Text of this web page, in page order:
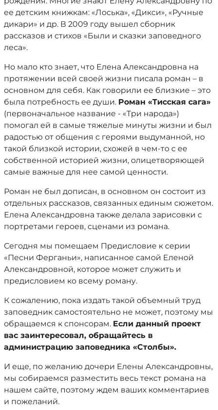
ее детским книжкам: «Лоська», «Дикси», «Ручные
дикари» и др. В 2009 году вышел сборник
рассказов и стихов «Были и сказки заповедного
леса».
Но мало кто знает, что Елена Александровна на
протяжении всей своей жизни писала роман – в
основном для себя. Как говорили ее близкие – это
была потребность ее души. Роман «Тисская сага»
(первоначальное название - «Три народа»)
помогал ей в самые тяжелые минуты жизни и был
радостью от общения с героями выдуманной, но
такой близкой истории, схожей в чем-то с ее
собственной историей жизни, олицетворяющей
самые важные для нее самой ценности.
Роман не был дописан, в основном он состоит из
отдельных рассказов, связанных единым сюжетом.
Елена Александровна также делала зарисовки с
портретами героев, сценами из романа.
Сегодня мы помещаем Предисловие к серии
«Песни Ферганьи», написанное самой Еленой
Александровной, которое может служить и
предисловием ко всему роману.
К сожалению, пока издать такой объемный труд
заповедник самостоятельно не может, поэтому мы
обращаемся к спонсорам. Если данный проект
вас заинтересовал, обращайтесь в
администрацию заповедника «Столбы».
И еще, по желанию дочери Елены Александровны,
мы собираемся разместить весь текст романа на
нашем сайте, поэтому ждем ваших комментариев
и пожеланий.